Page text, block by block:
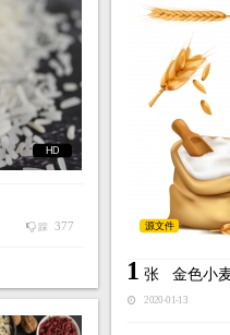
源文件
1 张 金色小
2020-01-13
HD
踩 377